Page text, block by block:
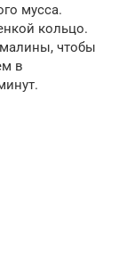
мусса.
кольцо.
чтобы
в